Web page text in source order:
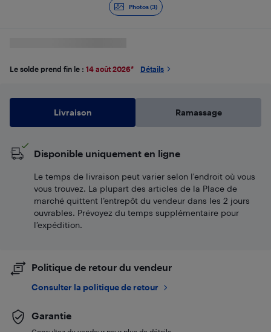
Photos (3)
Le solde prend fin le : 14 août 2026* Détails
Livraison Ramassage
Disponible uniquement en ligne
Le temps de livraison peut varier selon l'endroit où vous
vous trouvez. La plupart des articles de la Place de
marché quittent l’entrepôt du vendeur dans les 2 jours
ouvrables. Prévoyez du temps supplémentaire pour
l’expédition.
Politique de retour du vendeur
Consulter la politique de retour
Garantie